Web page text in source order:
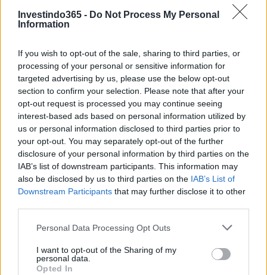
Investindo365 - Do Not Process My Personal
Information
If you wish to opt-out of the sale, sharing to third parties, or
processing of your personal or sensitive information for
targeted advertising by us, please use the below opt-out
section to confirm your selection. Please note that after your
opt-out request is processed you may continue seeing
interest-based ads based on personal information utilized by
us or personal information disclosed to third parties prior to
your opt-out. You may separately opt-out of the further
disclosure of your personal information by third parties on the
IAB’s list of downstream participants. This information may
also be disclosed by us to third parties on the IAB’s List of
Downstream Participants that may further disclose it to other
Please note that this website/app uses one or more Google
not limited to your visit or usage behaviour. You may click to
grant or deny consent to Google and its third-party tags to
Personal Data Processing Opt Outs
I want to opt-out of the Sharing of my
personal data.
Opted In
A Cere Network (CERE) é um bom
Ao decidir se a Rede Cere (CERE) é um bom investimento
para você, levar em consideração o risco e a recompensa é
crucial. Podemos prever o preço da CERE tanto no curto
quanto no longo prazo, mas as expectativas precisam ser
razoáveis ​​para cada um. A longo prazo, acreditamos que a
CERE apreciará com base nos fundamentos do projeto da
Rede Cere e no progresso que a Equipe está fazendo em
relação aos seus objetivos e marcos do roteiro.
Usando a Análise Técnica, podemos prever qual pode ser o
preço da CERE no curto prazo e calcular nossos
investimentos de acordo. Usando níveis horizontais de
resistência e suporte, médias móveis, vários indicadores e